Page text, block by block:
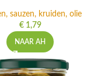
sauzen, kruiden, olie
€1,79
NAAR AH